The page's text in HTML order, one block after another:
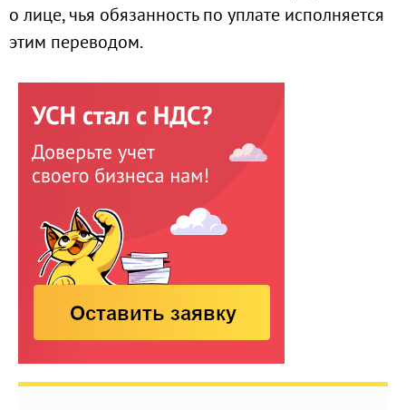
о лице, чья обязанность по уплате исполняется
этим переводом.